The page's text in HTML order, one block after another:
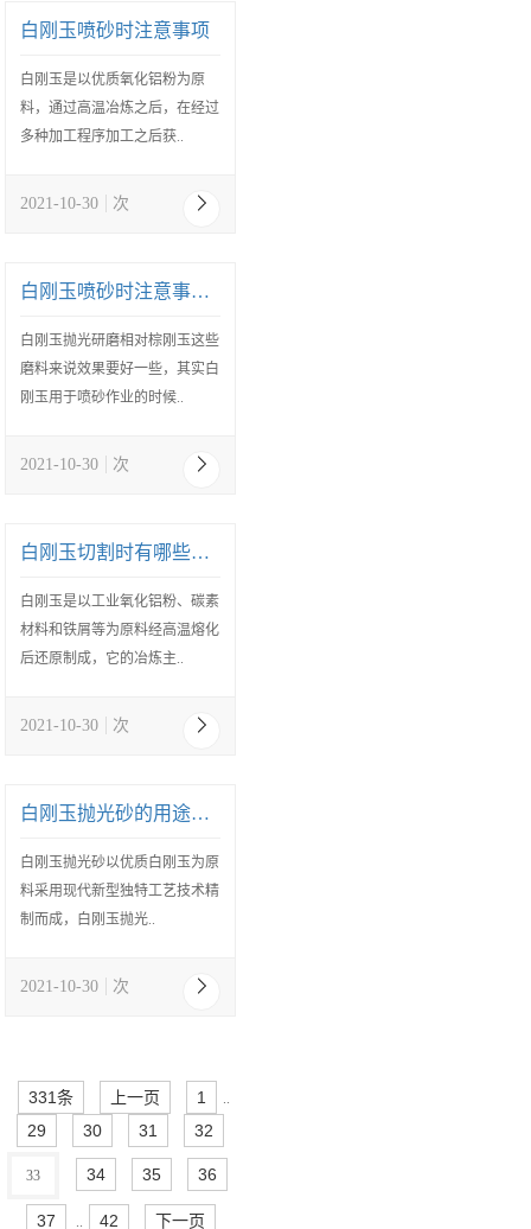
白刚玉喷砂时注意事项
白刚玉是以优质氧化铝粉为原
料，通过高温冶炼之后，在经过
多种加工程序加工之后获..
2021-10-30 次
白刚玉喷砂时注意事项有哪些
白刚玉抛光研磨相对棕刚玉这些
磨料来说效果要好一些，其实白
刚玉用于喷砂作业的时候..
2021-10-30 次
白刚玉切割时有哪些优点
白刚玉是以工业氧化铝粉、碳素
材料和铁屑等为原料经高温熔化
后还原制成，它的冶炼主..
2021-10-30 次
白刚玉抛光砂的用途和特点
白刚玉抛光砂以优质白刚玉为原
料采用现代新型独特工艺技术精
制而成，白刚玉抛光..
2021-10-30 次
331条 上一页 1 ..
29 30 31 32
33 34 35 36
37 .. 42 下一页